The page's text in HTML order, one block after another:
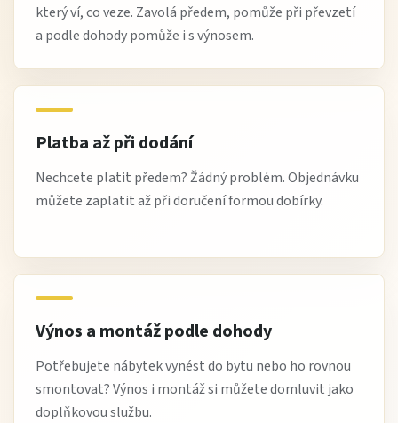
který ví, co veze. Zavolá předem, pomůže při převzetí
a podle dohody pomůže i s výnosem.
Platba až při dodání
Nechcete platit předem? Žádný problém. Objednávku
můžete zaplatit až při doručení formou dobírky.
Výnos a montáž podle dohody
Potřebujete nábytek vynést do bytu nebo ho rovnou
smontovat? Výnos i montáž si můžete domluvit jako
doplňkovou službu.